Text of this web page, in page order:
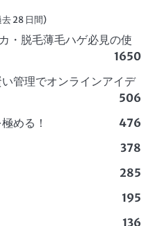
28 日間)
・脱毛薄毛ハゲ必見の使
1650
管理でオンラインアイデ
506
める！
476
378
285
195
136